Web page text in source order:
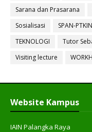
Sarana dan Prasarana
Sosialisasi
SPAN-PTKIN
TEKNOLOGI
Tutor
Visiting lecture
Website Kampus
IAIN Palangka Raya